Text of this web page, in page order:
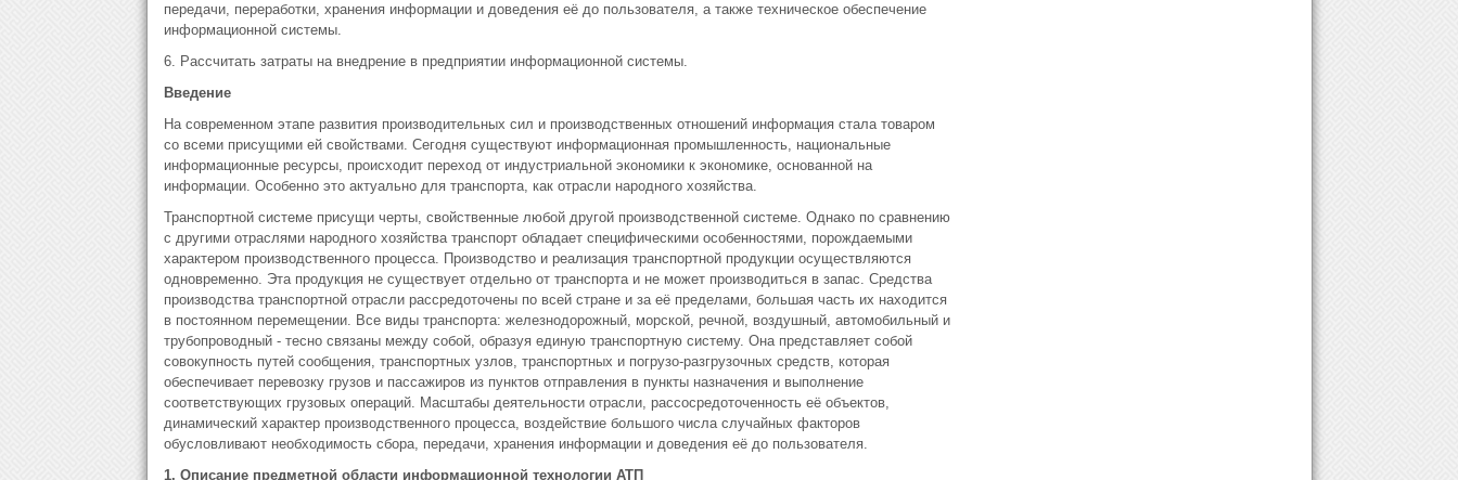
передачи, переработки, хранения информации и доведения её до пользователя, а также техническое обеспечение
информационной системы.
6. Рассчитать затраты на внедрение в предприятии информационной системы.
Введение
На современном этапе развития производительных сил и производственных отношений информация стала товаром
со всеми присущими ей свойствами. Сегодня существуют информационная промышленность, национальные
информационные ресурсы, происходит переход от индустриальной экономики к экономике, основанной на
информации. Особенно это актуально для транспорта, как отрасли народного хозяйства.
Транспортной системе присущи черты, свойственные любой другой производственной системе. Однако по сравнению
с другими отраслями народного хозяйства транспорт обладает специфическими особенностями, порождаемыми
характером производственного процесса. Производство и реализация транспортной продукции осуществляются
одновременно. Эта продукция не существует отдельно от транспорта и не может производиться в запас. Средства
производства транспортной отрасли рассредоточены по всей стране и за её пределами, большая часть их находится
в постоянном перемещении. Все виды транспорта: железнодорожный, морской, речной, воздушный, автомобильный и
трубопроводный - тесно связаны между собой, образуя единую транспортную систему. Она представляет собой
совокупность путей сообщения, транспортных узлов, транспортных и погрузо-разгрузочных средств, которая
обеспечивает перевозку грузов и пассажиров из пунктов отправления в пункты назначения и выполнение
соответствующих грузовых операций. Масштабы деятельности отрасли, рассосредоточенность её объектов,
динамический характер производственного процесса, воздействие большого числа случайных факторов
обусловливают необходимость сбора, передачи, хранения информации и доведения её до пользователя.
1. Описание предметной области информационной технологии АТП